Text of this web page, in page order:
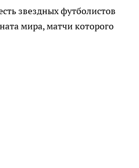
звездных футболистов
мира, матчи которого